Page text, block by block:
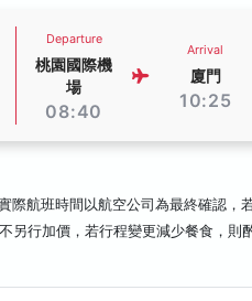
Departure
桃園國際機
場
08:40
Arrival
廈門
10:25
際航班時間以航空公司為最終確認，
另行加價，若行程變更減少餐食，則